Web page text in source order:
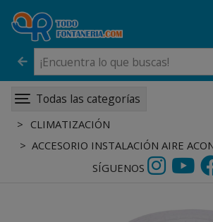
Todas las categorías
CLIMATIZACIÓN
ACCESORIO INSTALACIÓN AIRE
SÍGUENOS